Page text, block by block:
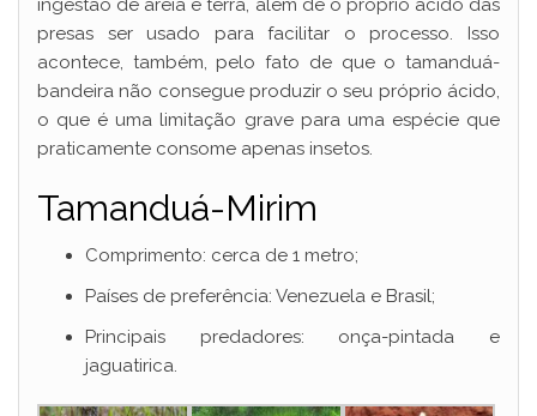
ingestão de areia e terra, além de o próprio ácido das
presas ser usado para facilitar o processo. Isso
acontece, também, pelo fato de que o tamanduá-
bandeira não consegue produzir o seu próprio ácido,
o que é uma limitação grave para uma espécie que
praticamente consome apenas insetos.
Tamanduá-Mirim
Comprimento: cerca de 1 metro;
Países de preferência: Venezuela e Brasil;
Principais predadores: onça-pintada e
jaguatirica.